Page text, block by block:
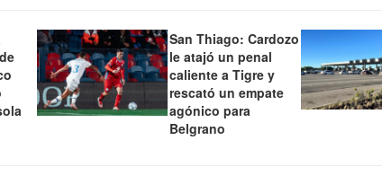
San Thiago: Cardozo
le atajó un penal
caliente a Tigre y
rescató un empate
agónico para
Belgrano